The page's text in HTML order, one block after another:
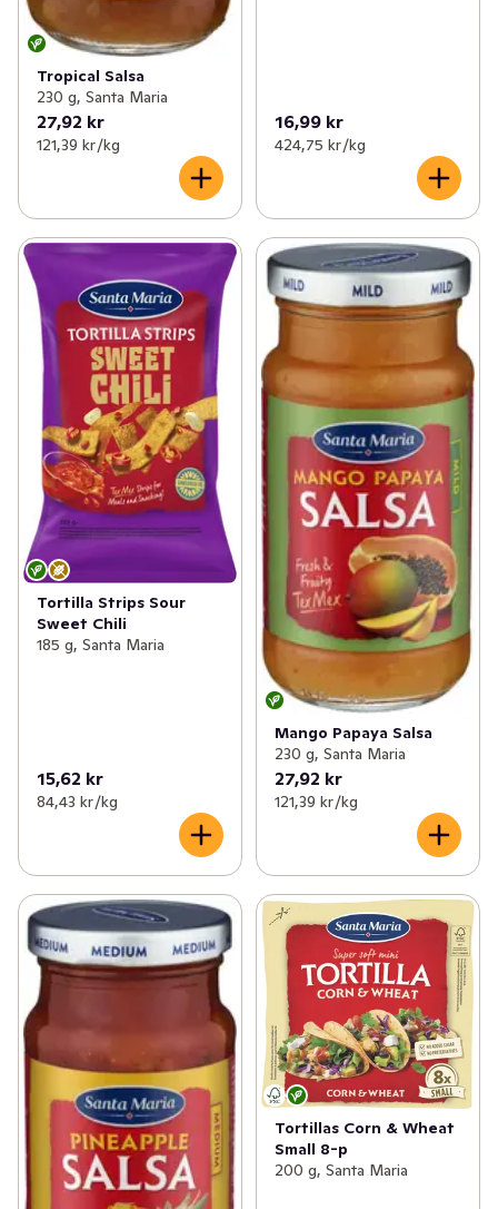
Tropical Salsa
230 g, Santa Maria
27,92 kr
121,39 kr /kg
16,99 kr
424,75 kr /kg
Tortilla Strips Sour
Sweet Chili
185 g, Santa Maria
15,62 kr
84,43 kr /kg
Mango Papaya Salsa
230 g, Santa Maria
27,92 kr
121,39 kr /kg
Tortillas Corn & Wheat
Small 8-p
200 g, Santa Maria